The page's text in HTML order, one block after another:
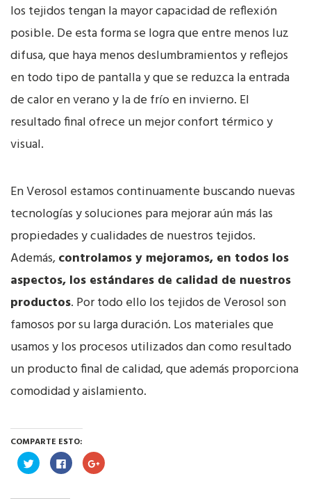
los tejidos tengan la mayor capacidad de reflexión
posible. De esta forma se logra que entre menos luz
difusa, que haya menos deslumbramientos y reflejos
en todo tipo de pantalla y que se reduzca la entrada
de calor en verano y la de frío en invierno. El
resultado final ofrece un mejor confort térmico y
visual.
En Verosol estamos continuamente buscando nuevas
tecnologías y soluciones para mejorar aún más las
propiedades y cualidades de nuestros tejidos.
Además,controlamos y mejoramos, en todos los
aspectos, los estándares de calidad de nuestros
productos. Por todo ello los tejidos de Verosol son
famosos por su larga duración. Los materiales que
usamos y los procesos utilizados dan como resultado
un producto final de calidad, que además proporciona
comodidad y aislamiento.
COMPARTE ESTO:
Haz
clic
Haz
clic
Haz
clic